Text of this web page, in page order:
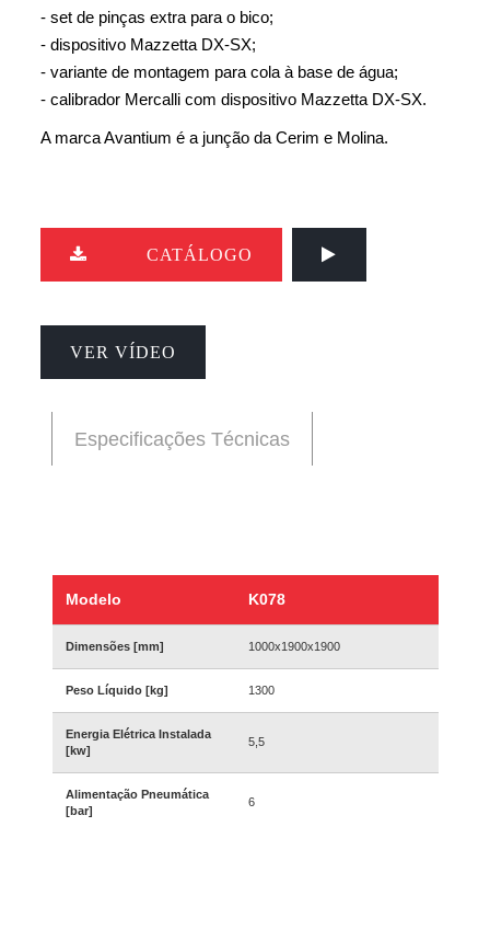
- set de pinças extra para o bico;
- dispositivo Mazzetta DX-SX;
- variante de montagem para cola à base de água;
- calibrador Mercalli com dispositivo Mazzetta DX-SX.
A marca Avantium é a junção da Cerim e Molina.
CATÁLOGO
VER VÍDEO
Especificações Técnicas
Modelo K078
Dimensões [mm] 1000x1900x1900
Peso Líquido [kg] 1300
Energia Elétrica Instalada
[kw]
5,5
Alimentação Pneumática
[bar]
6